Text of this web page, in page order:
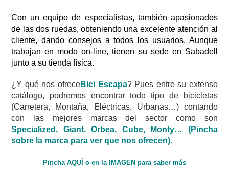
Con un equipo de especialistas, también apasionados
de las dos ruedas, obteniendo una excelente atención al
cliente, dando consejos a todos los usuarios. Aunque
trabajan en modo on-line, tienen su sede en Sabadell
junto a su tienda física.
¿Y qué nos ofreceBici Escapa? Pues entre su extenso
catálogo, podremos encontrar todo tipo de bicicletas
(Carretera, Montaña, Eléctricas, Urbanas…) contando
con las mejores marcas del sector como son
Specialized , Giant,Orbea, Cube,Monty… (Pincha
sobre la marca para ver que nos ofrecen).
Pincha AQUÍ o en la IMAGEN para saber más